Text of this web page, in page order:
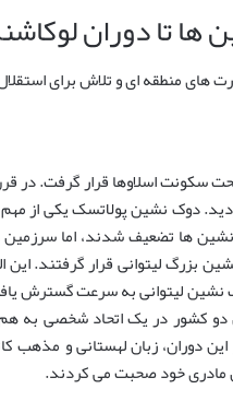
ها تا دوران
های منطقه ای و تلاش برای
سکونت اسلاوها قرار گرفت. در
نشین پولاتسک یکی از مهم
ها تضعیف شدند، اما سرزمین
بزرگ لیتوانی قرار گرفتند.
این دو کشور در یک اتحاد شخصی
لیتوانی در سال ۱۵۶۹ انجامید. در این دوران،
مادری خود صحبت می کردند.